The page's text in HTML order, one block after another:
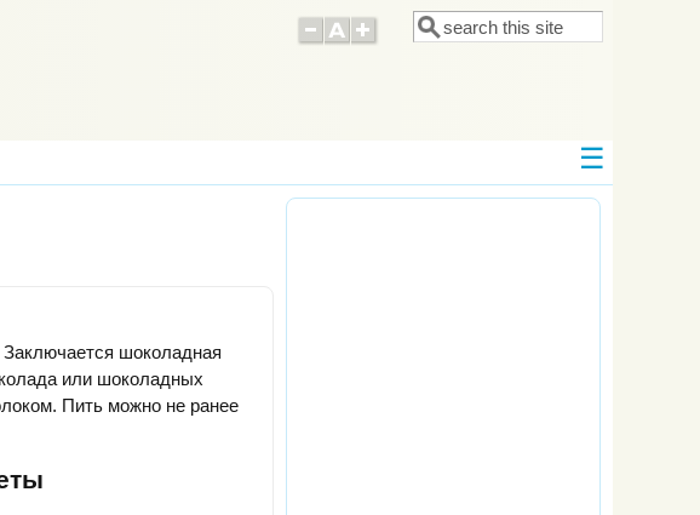
Форма поиска
Поиск
шоколадная
или шоколадных
Пить можно не ранее